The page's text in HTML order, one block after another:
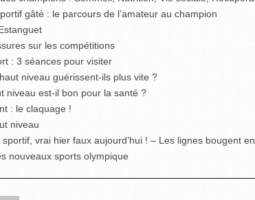
gâté : le parcours de l’amateur au champion
sur les compétitions
: 3 séances pour visiter
niveau guérissent-ils plus vite ?
niveau est-il bon pour la santé ?
: le claquage !
niveau
vrai hier faux aujourd’hui ! – Les lignes bougent
nouveaux sports olympique